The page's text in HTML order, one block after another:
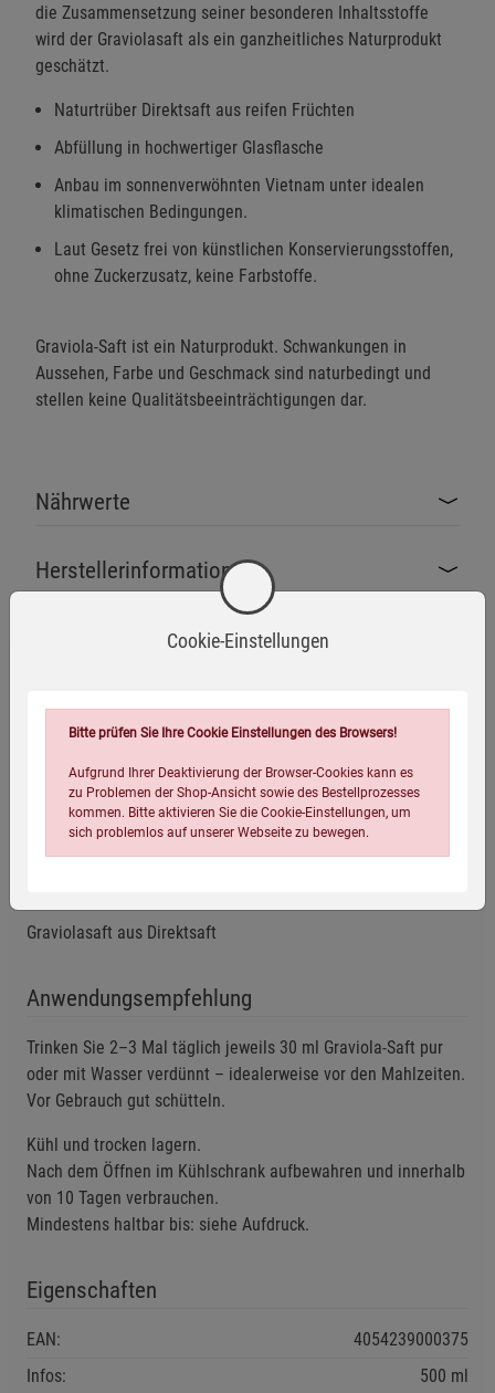
die Zusammensetzung seiner besonderen Inhaltsstoffe
wird der Graviolasaft als ein ganzheitliches Naturprodukt
geschätzt.
Naturtrüber Direktsaft aus reifen Früchten
Abfüllung in hochwertiger Glasflasche
Anbau im sonnenverwöhnten Vietnam unter idealen
klimatischen Bedingungen.
Laut Gesetz frei von künstlichen Konservierungsstoffen,
ohne Zuckerzusatz, keine Farbstoffe.
Graviola-Saft ist ein Naturprodukt. Schwankungen in
Aussehen, Farbe und Geschmack sind naturbedingt und
stellen keine Qualitätsbeeinträchtigungen dar.
Nährwerte
Herstellerinformationen
Ohne Gentechnik Zusatzstofffrei Glutenfrei
Laktosefrei Vegan
Graviolasaft aus Direktsaft
Anwendungsempfehlung
Trinken Sie 2–3 Mal täglich jeweils 30 ml Graviola-Saft pur
oder mit Wasser verdünnt – idealerweise vor den Mahlzeiten.
Vor Gebrauch gut schütteln.
Kühl und trocken lagern.
Nach dem Öffnen im Kühlschrank aufbewahren und innerhalb
von 10 Tagen verbrauchen.
Mindestens haltbar bis: siehe Aufdruck.
Eigenschaften
EAN:
4054239000375
Infos:
500 ml
Cookie-Einstellungen
Bitte prüfen Sie Ihre Cookie Einstellungen des Browsers!
Aufgrund Ihrer Deaktivierung der Browser-Cookies kann es
zu Problemen der Shop-Ansicht sowie des Bestellprozesses
kommen. Bitte aktivieren Sie die Cookie-Einstellungen, um
sich problemlos auf unserer Webseite zu bewegen.
Zurück Einwilligung nicht erteilen
Notwendige Cookies (5)
Beschreibung Notwendige Cookies
Cookie-Informationenanzeigen
Funktionale Cookies (1)